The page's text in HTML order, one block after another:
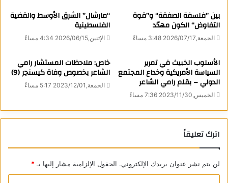
مخاطر الصراع الأيديولوجي وسباق التسلح النووي بين المعسكرين
الاشتراكي والإمبريالي”، وأشار إلى أهمية أن تقوم موسكو بمبادرة
لكنه، في الوقت نفسه، لم يتطرق إطلاقا إلى حل الاتحاد السوفيتي.
لقد احتفلت روسيا منذ أيام بـ “يوم روسيا”، وهو اليوم الذي أقر فيه
مؤتمر نواب الشعب لجمهورية روسيا السوفيتية الاتحادية الاشتراكية
إعلان سيادة الدولة في 12 يونيو 1990. حيث بادرت روسيا بإعلان
وإعلاء قوانينها على قوانين اتحاد الجمهوريات السوفيتية الاشتراكية،
وبهذا أصبحت روسيا، صاحبة أكثر من نصف سكان الاتحاد السوفيتي
وأكثر من 75% من أراضيه، وصاحبة الجزء الأكبر من اقتصاده وجيشه
وريثا للاتحاد بعدما تفكك.
بين ’’فلسفة الصفقة‘‘ و’’قوة
التفاوض‘‘ الكون مهدّد
الجمعة,2026/07/17 3:48 مساءً
“مارشال” الشرق الأوسط والقضية
الفلسطينية
الإثنين,2026/06/15 4:34 مساءً
الأسلوب الخبيث في تمرير
السياسة الأمريكية وخداع المجتمع
الدولي – بقلم رامي الشاعر
الخميس,2023/11/30 7:36 مساءً
خاص: ملاحظات المستشار رامي
الشاعر بخصوص وفاة كيسنجر (9)
الجمعة,2023/12/01 5:17 مساءً
اترك تعليقاً
لن يتم نشر عنوان بريدك الإلكتروني. الحقول الإلزامية مشار إليها بـ *